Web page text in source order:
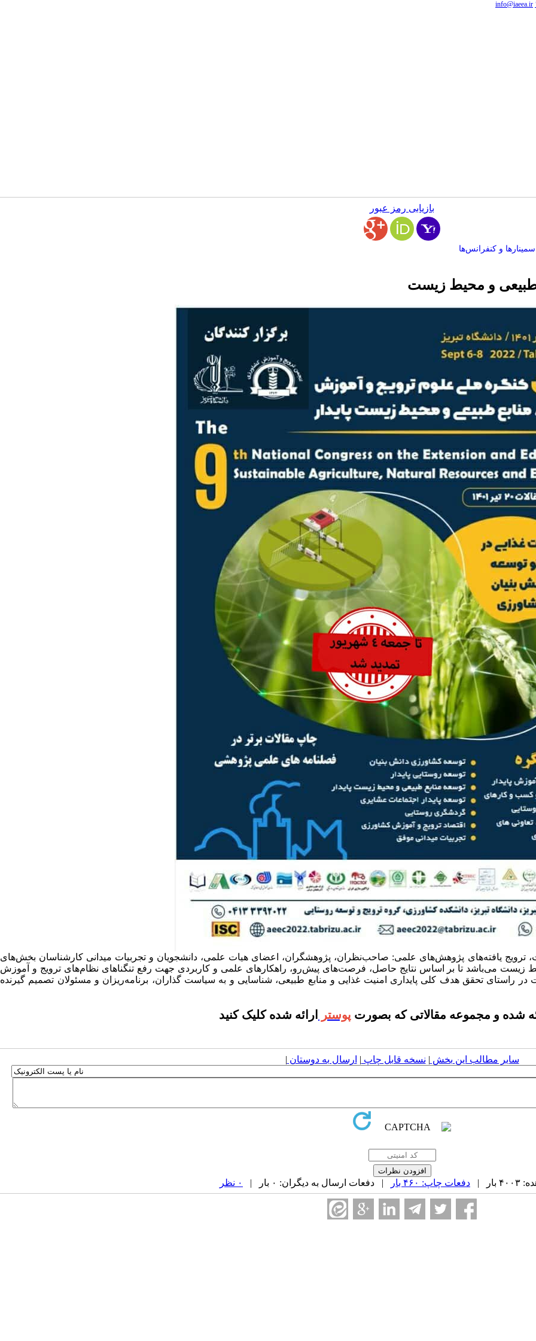
info@iaeea.ir
بازیابی رمز عبور
سمینارها و کنفرانس‌ها
طبیعی و محیط زیست
ترویج یافته‌های پژوهش‌های علمی: صاحب‌نظران، پژوهشگران، اعضای هیات علمی، دانشجویان و تجربیات میدانی کارشناسان بخش‌های
زیست می‌باشد تا بر اساس نتایج حاصل، فرصت‌های پیش‌رو، راهکارهای علمی و کاربردی جهت رفع تنگناهای نظام‌های ترویج و آموزش
تحقق هدف کلی پایداری امنیت غذایی و منابع طبیعی، شناسایی و به سیاست گذاران، برنامه‌ریزان و مسئولان تصمیم گیرنده
شده و مجموعه مقالاتی که بصورت پوستر ارائه شده کلیک کنید
سایر مطالب این بخش | نسخه قابل چاپ | ارسال به دوستان |
| دفعات چاپ: ۴۶۰ بار | دفعات ارسال به دیگران: ۰ بار | ۰ نظر